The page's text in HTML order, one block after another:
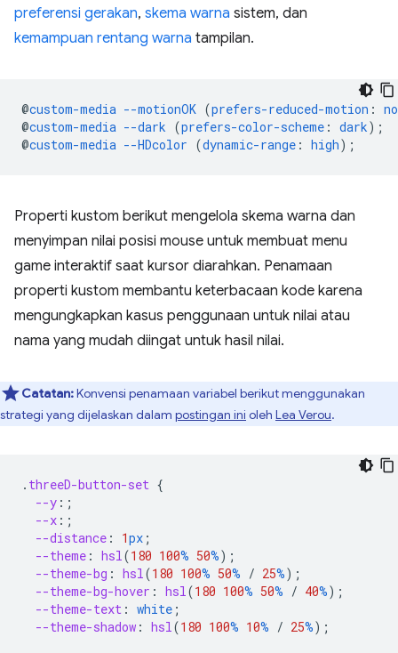
preferensi gerakan, skema warna sistem, dan
kemampuan rentang warna tampilan.
@custom-media --motionOK (prefers-reduced-motion :
@custom-media --dark (prefers-color-scheme : dark) ;
@custom-media --HDcolor (dynamic-range : high) ;
Properti kustom berikut mengelola skema warna dan
menyimpan nilai posisi mouse untuk membuat menu
game interaktif saat kursor diarahkan. Penamaan
properti kustom membantu keterbacaan kode karena
mengungkapkan kasus penggunaan untuk nilai atau
nama yang mudah diingat untuk hasil nilai.
Catatan:Konvensi penamaan variabel berikut menggunakan
strategi yang dijelaskan dalam postingan ini oleh Lea Verou.
. threeD-button-set {
--y :;
--x :;
--distance : 1px ;
--theme : hsl(180 100% 50%);
--theme-bg : hsl(180 100% 50% / 25%);
--theme-bg-hover : hsl(180 100% 50% / 40%);
--theme-text : white ;
--theme-shadow : hsl(180 100% 10% / 25%);